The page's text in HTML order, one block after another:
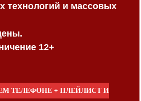
технологий и массовых
12+
ТЕЛЕФОНЕ + ПЛЕЙЛИСТ И